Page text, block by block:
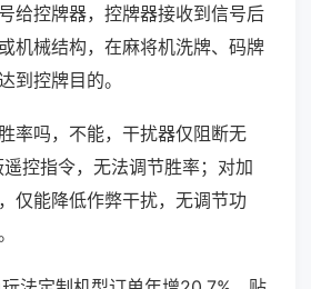
给控牌器，控牌器接收到信号后
机械结构，在麻将机洗牌、码牌
到控牌目的。
率吗，不能，干扰器仅阻断无
控指令，无法调节胜率；对加
仅能降低作弊干扰，无调节功